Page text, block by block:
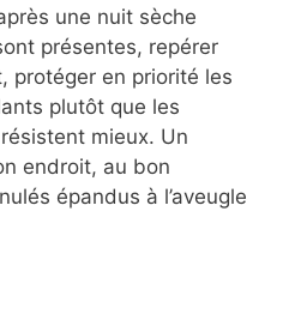
une nuit sèche
présentes, repérer
protéger en priorité les
plutôt que les
mieux. Un
endroit, au bon
épandus à l’aveugle